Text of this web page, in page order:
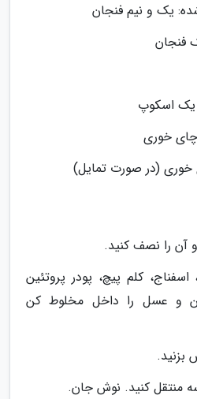
یک و نیم فنجان
فنجان
یک اسکوپ
خوری
(در صورت تمایل)
آن را نصف کنید.
کلم پیچ، پودر پروتئین
و عسل را داخل مخلوط کن
بزنید.
منتقل کنید. نوش جان.